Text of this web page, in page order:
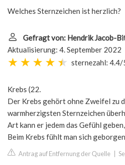
Welches Sternzeichen ist herzlich?
Gefragt von: Hendrik Jacob-
Aktualisierung: 4. September 2022
sternezahl: 4.4/
Krebs (22.
Der Krebs gehört ohne Zweifel zu
warmherzigsten Sternzeichen
Art kann er jedem das Gefühl
Beim Krebs fühlt man sich
Antrag auf Entfernung der Quelle